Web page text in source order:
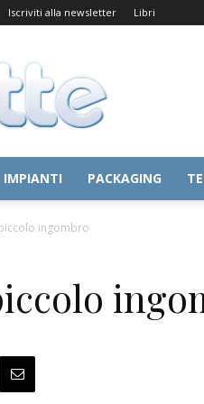
Iscriviti alla newsletter Libri
IMPIANTI PACKAGING
ingombro